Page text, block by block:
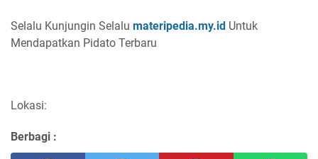
Selalu Kunjungin Selalu materipedia.my.id Untuk
Mendapatkan Pidato Terbaru
Lokasi:
Berbagi :